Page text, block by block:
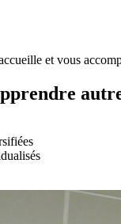
et vous